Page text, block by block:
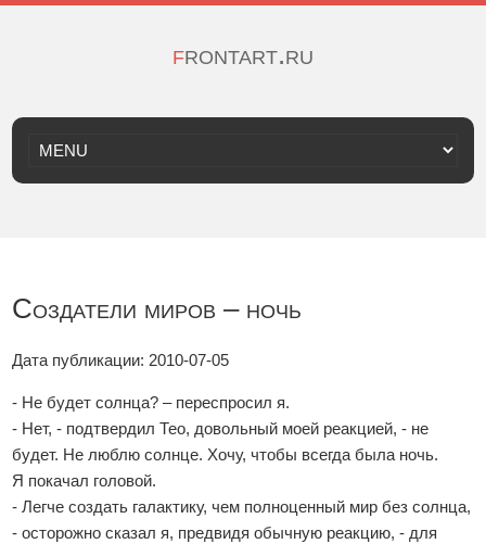
frontart.ru
Создатели миров – ночь
Дата публикации: 2010-07-05
- Не будет солнца? – переспросил я.
- Нет, - подтвердил Тео, довольный моей реакцией, - не
будет. Не люблю солнце. Хочу, чтобы всегда была ночь.
Я покачал головой.
- Легче создать галактику, чем полноценный мир без солнца,
- осторожно сказал я, предвидя обычную реакцию, - для